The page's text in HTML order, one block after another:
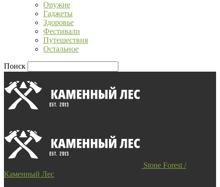
Оружие
Гаджеты
Здоровье
Фестивали
Путешествия
Остальное
Поиск
Stone Forest /
Каменный Лес